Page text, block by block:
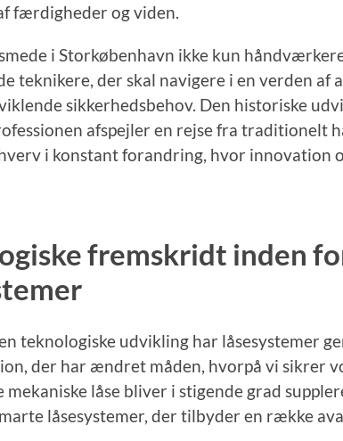
færdigheder og viden.
i Storkøbenhavn ikke kun
teknikere, der skal navigere i en verden af
sikkerhedsbehov. Den historiske
afspejler en rejse fra traditionelt
i konstant forandring, hvor innovation
fremskridt inden
teknologiske udvikling har låsesystemer
der har ændret måden, hvorpå vi sikrer
mekaniske låse bliver i stigende grad
låsesystemer, der tilbyder en række